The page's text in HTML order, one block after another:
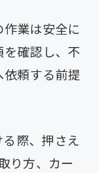
業は安全に
確認し、不
頼する前提
際、押さえ
り方、カー